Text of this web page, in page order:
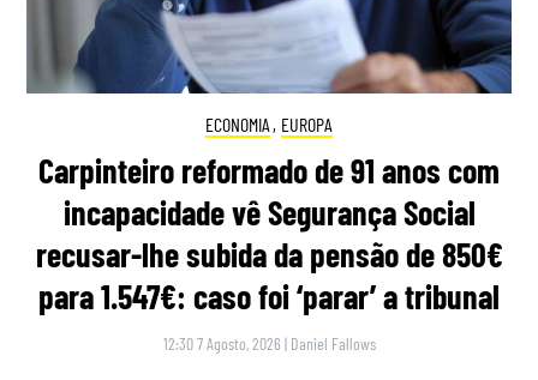
ECONOMIA , EUROPA
Carpinteiro reformado de 91 anos com
incapacidade vê Segurança Social
recusar-lhe subida da pensão de 850€
para 1.547€: caso foi ‘parar’ a tribunal
12:30 7 Agosto, 2026 | Daniel Fallows